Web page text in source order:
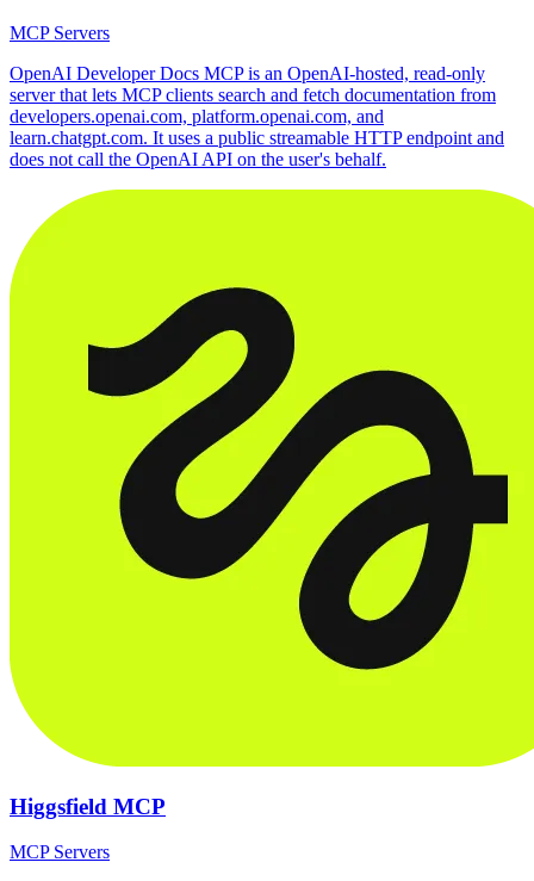
MCP Servers
OpenAI Developer Docs MCP is an OpenAI-hosted, read-only
server that lets MCP clients search and fetch documentation from
developers.openai.com, platform.openai.com, and
learn.chatgpt.com. It uses a public streamable HTTP endpoint and
does not call the OpenAI API on the user's behalf.
Higgsfield MCP
MCP Servers